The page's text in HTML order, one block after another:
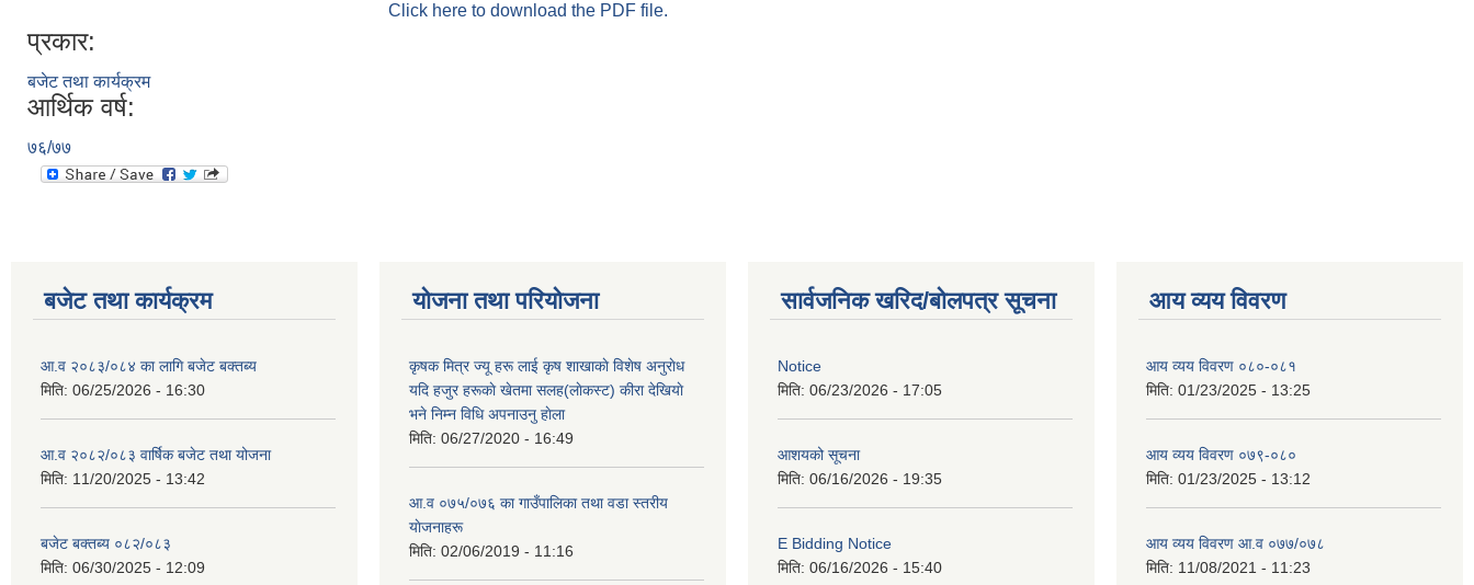
Click here to download the PDF file.
प्रकार:
बजेट तथा कार्यक्रम
आर्थिक वर्ष:
७६/७७
बजेट तथा कार्यक्रम
आ.व २०८३/०८४ का लागि बजेट बक्तब्य
मिति: 06/25/2026 - 16:30
आ.व २०८२/०८३ वार्षिक बजेट तथा योजना
मिति: 11/20/2025 - 13:42
बजेट बक्तब्य ०८२/०८३
मिति: 06/30/2025 - 12:09
योजना तथा परियोजना
कृषक मित्र ज्यू हरू लाई कृष शाखाकाे विशेष अनुराेध
यदि हजुर हरूकाे खेतमा सलह(लाेकस्ट) कीरा देखियाे
भने निम्न विधि अपनाउनु हाेला
मिति: 06/27/2020 - 16:49
आ‍.व ०७५/०७६ का गाउँपालिका तथा वडा स्तरीय
याेजनाहरू
मिति: 02/06/2019 - 11:16
सार्वजनिक खरिद/बोलपत्र सूचना
Notice
मिति: 06/23/2026 - 17:05
आशयको सूचना
मिति: 06/16/2026 - 19:35
E Bidding Notice
मिति: 06/16/2026 - 15:40
आय व्यय विवरण
आय व्यय विवरण ०८०-०८१
मिति: 01/23/2025 - 13:25
आय व्यय विवरण ०७९-०८०
मिति: 01/23/2025 - 13:12
आय व्यय विवरण आ.व ०७७/०७८
मिति: 11/08/2021 - 11:23